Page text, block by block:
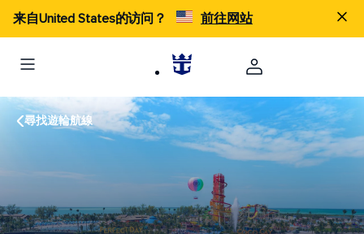
来自United States的访问？ 前往网站
尋找遊輪航線